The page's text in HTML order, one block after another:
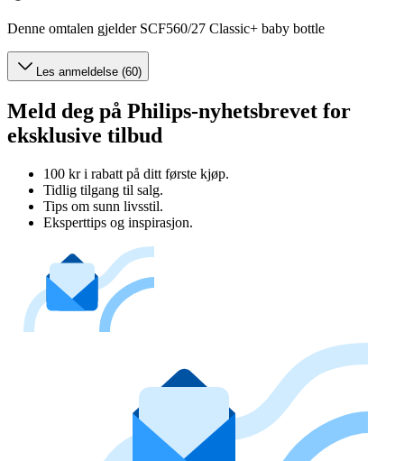
Denne omtalen gjelder SCF560/27 Classic+ baby bottle
Les anmeldelse (60)
Meld deg på Philips-nyhetsbrevet for
eksklusive tilbud
100 kr i rabatt på ditt første kjøp.
Tidlig tilgang til salg.
Tips om sunn livsstil.
Eksperttips og inspirasjon.